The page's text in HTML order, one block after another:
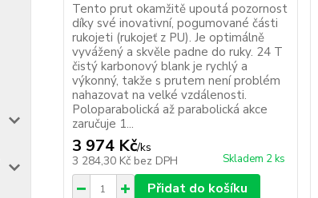
Tento prut okamžitě upoutá pozornost
díky své inovativní, pogumované části
rukojeti (rukojeť z PU). Je optimálně
vyvážený a skvěle padne do ruky. 24 T
čistý karbonový blank je rychlý a
výkonný, takže s prutem není problém
nahazovat na velké vzdálenosti.
Poloparabolická až parabolická akce
zaručuje 1...
3 974 Kč/ks
3 284,30 Kč bez DPH Skladem 2 ks
Přidat do košíku